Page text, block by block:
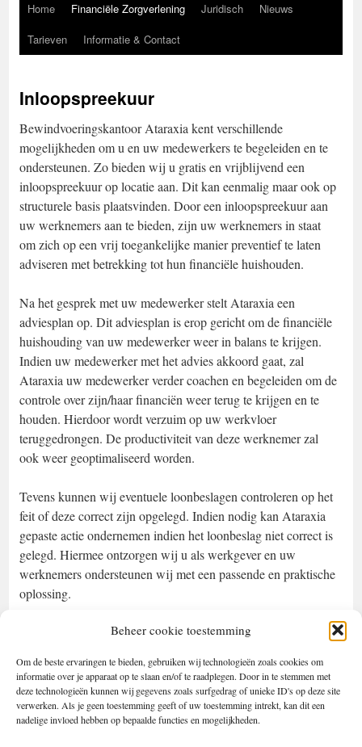
Beheer cookie toestemming
Om de beste ervaringen te bieden, gebruiken wij technologieën zoals cookies om
informatie over je apparaat op te slaan en/of te raadplegen. Door in te stemmen met
deze technologieën kunnen wij gegevens zoals surfgedrag of unieke ID's op deze site
verwerken. Als je geen toestemming geeft of uw toestemming intrekt, kan dit een
nadelige invloed hebben op bepaalde functies en mogelijkheden.
Home Financiële Zorgverlening Juridisch
Nieuws
Tarieven
Informatie & Contact
Inloopspreekuur
Bewindvoeringskantoor Ataraxia kent verschillende
mogelijkheden om u en uw medewerkers te begeleiden en te
ondersteunen. Zo bieden wij u gratis en vrijblijvend een
inloopspreekuur op locatie aan. Dit kan eenmalig maar ook op
structurele basis plaatsvinden. Door een inloopspreekuur aan
uw werknemers aan te bieden, zijn uw werknemers in staat
om zich op een vrij toegankelijke manier preventief te laten
adviseren met betrekking tot hun financiële huishouden.
Na het gesprek met uw medewerker stelt Ataraxia een
adviesplan op. Dit adviesplan is erop gericht om de financiële
huishouding van uw medewerker weer in balans te krijgen.
Indien uw medewerker met het advies akkoord gaat, zal
Ataraxia uw medewerker verder coachen en begeleiden om de
controle over zijn/haar financiën weer terug te krijgen en te
houden. Hierdoor wordt verzuim op uw werkvloer
teruggedrongen. De productiviteit van deze werknemer zal
ook weer geoptimaliseerd worden.
Tevens kunnen wij eventuele loonbeslagen controleren op het
feit of deze correct zijn opgelegd. Indien nodig kan Ataraxia
gepaste actie ondernemen indien het loonbeslag niet correct is
gelegd. Hiermee ontzorgen wij u als werkgever en uw
werknemers ondersteunen wij met een passende en praktische
oplossing.
Heeft u vragen of wilt u zich aanmelden voor een
opnemen op06 123 12 989of via de e-
mailbewindvoering@ataraxiabewind.nl.